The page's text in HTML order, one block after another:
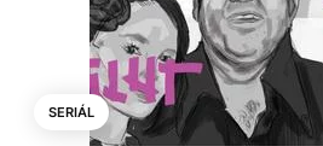
SERIÁL